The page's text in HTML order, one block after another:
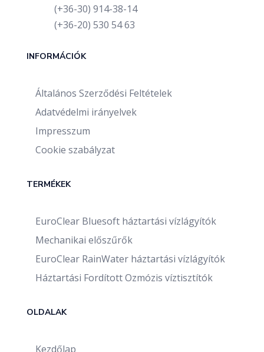
(+36-30) 914-38-14
(+36-20) 530 54 63
INFORMÁCIÓK
Általános Szerződési Feltételek
Adatvédelmi irányelvek
Impresszum
Cookie szabályzat
TERMÉKEK
EuroClear Bluesoft háztartási vízlágyítók
Mechanikai előszűrők
EuroClear RainWater háztartási vízlágyítók
Háztartási Fordított Ozmózis víztisztítók
OLDALAK
Kezdőlap